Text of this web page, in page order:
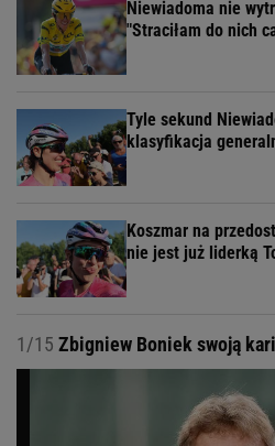
Niewiadoma nie
"Straciłam do nich
Tyle sekund
klasyfikacja
Koszmar na
nie jest już liderką
1/15 Zbigniew Boniek swoją